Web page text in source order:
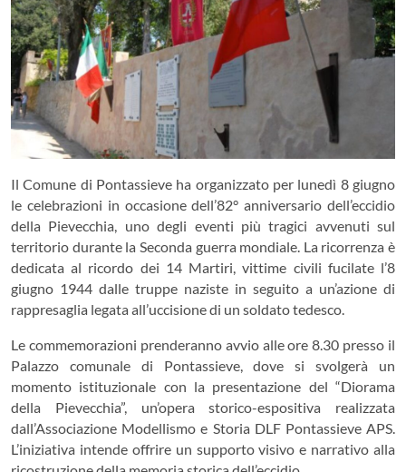
Il Comune di Pontassieve ha organizzato per lunedì 8 giugno
le celebrazioni in occasione dell’82° anniversario dell’eccidio
della Pievecchia, uno degli eventi più tragici avvenuti sul
territorio durante la Seconda guerra mondiale. La ricorrenza è
dedicata al ricordo dei 14 Martiri, vittime civili fucilate l’8
giugno 1944 dalle truppe naziste in seguito a un’azione di
rappresaglia legata all’uccisione di un soldato tedesco.
Le commemorazioni prenderanno avvio alle ore 8.30 presso il
Palazzo comunale di Pontassieve, dove si svolgerà un
momento istituzionale con la presentazione del “Diorama
della Pievecchia”, un’opera storico-espositiva realizzata
dall’Associazione Modellismo e Storia DLF Pontassieve APS.
L’iniziativa intende offrire un supporto visivo e narrativo alla